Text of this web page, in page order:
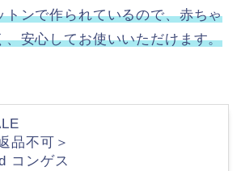
トンで作られているので、赤ちゃ
、安心してお使いいただけます。
品不可＞
コンゲス